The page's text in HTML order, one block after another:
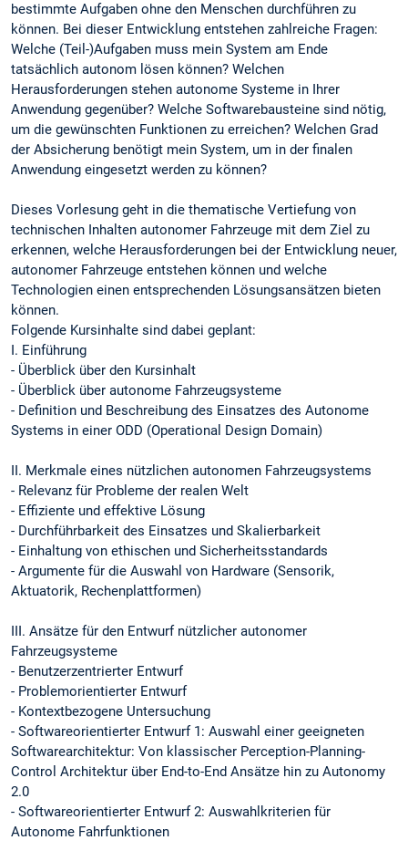
bestimmte Aufgaben ohne den Menschen durchführen zu
können. Bei dieser Entwicklung entstehen zahlreiche Fragen:
Welche (Teil-)Aufgaben muss mein System am Ende
tatsächlich autonom lösen können? Welchen
Herausforderungen stehen autonome Systeme in Ihrer
Anwendung gegenüber? Welche Softwarebausteine sind nötig,
um die gewünschten Funktionen zu erreichen? Welchen Grad
der Absicherung benötigt mein System, um in der finalen
Anwendung eingesetzt werden zu können?
Dieses Vorlesung geht in die thematische Vertiefung von
technischen Inhalten autonomer Fahrzeuge mit dem Ziel zu
erkennen, welche Herausforderungen bei der Entwicklung neuer,
autonomer Fahrzeuge entstehen können und welche
Technologien einen entsprechenden Lösungsansätzen bieten
können.
Folgende Kursinhalte sind dabei geplant:
I. Einführung
- Überblick über den Kursinhalt
- Überblick über autonome Fahrzeugsysteme
- Definition und Beschreibung des Einsatzes des Autonome
Systems in einer ODD (Operational Design Domain)
II. Merkmale eines nützlichen autonomen Fahrzeugsystems
- Relevanz für Probleme der realen Welt
- Effiziente und effektive Lösung
- Durchführbarkeit des Einsatzes und Skalierbarkeit
- Einhaltung von ethischen und Sicherheitsstandards
- Argumente für die Auswahl von Hardware (Sensorik,
Aktuatorik, Rechenplattformen)
III. Ansätze für den Entwurf nützlicher autonomer
Fahrzeugsysteme
- Benutzerzentrierter Entwurf
- Problemorientierter Entwurf
- Kontextbezogene Untersuchung
- Softwareorientierter Entwurf 1: Auswahl einer geeigneten
Softwarearchitektur: Von klassischer Perception-Planning-
Control Architektur über End-to-End Ansätze hin zu Autonomy
2.0
- Softwareorientierter Entwurf 2: Auswahlkriterien für
Autonome Fahrfunktionen